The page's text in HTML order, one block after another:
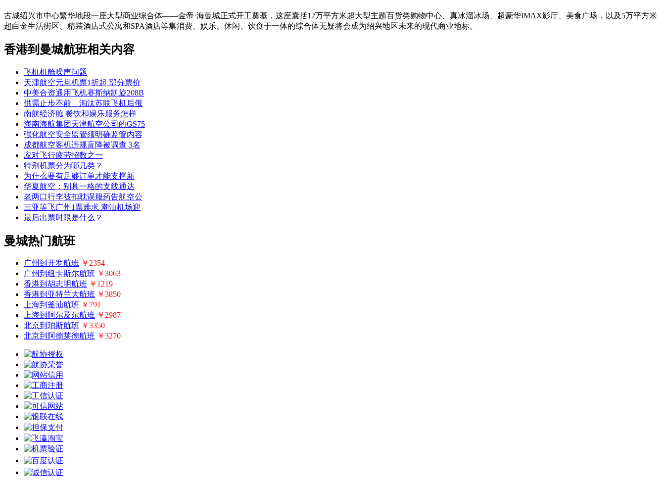
古城绍兴市中心繁华地段一座大型商业综合体——金帝·海曼城正式开工奠基，这座囊括12万平方米超大型主题百货类购物中心、真冰溜冰场、超豪华IMAX影厅、美食广场，以及5万平方米
超白金生活街区、精装酒店式公寓和SPA酒店等集消费、娱乐、休闲、饮食于一体的综合体无疑将会成为绍兴地区未来的现代商业地标。
香港到曼城航班相关内容
飞机机舱噪声问题
天津航空元旦机票1折起 部分票价
中美合资通用飞机赛斯纳凯旋208B
供需止步不前 淘汰苏联飞机后俄
南航经济舱 餐饮和娱乐服务怎样
海南海航集团天津航空公司的GS75
强化航空安全监管须明确监管内容
成都航空客机违规盲降被调查 3名
应对飞行疲劳招数之一
特别机票分为哪几类？
为什么要有足够订单才能支撑新
华夏航空：别具一格的支线通达
老两口行李被扣耽误服药告航空公
三亚等飞广州1票难求 潮汕机场迎
最后出票时限是什么？
曼城热门航班
广州到开罗航班 ￥2354
广州到纽卡斯尔航班 ￥3063
香港到胡志明航班 ￥1219
香港到亚特兰大航班 ￥3850
上海到釜汕航班 ￥791
上海到阿尔及尔航班 ￥2987
北京到珀斯航班 ￥3350
北京到阿德莱德航班 ￥3270